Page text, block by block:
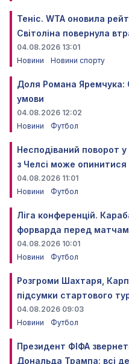
Теніс. WTA оновила
Світоліна повернула
04.08.2026 13:01
Новини
Новини спорту
Доля Романа Яремчука:
умови
04.08.2026 12:02
Новини
Футбол
Несподіваний поворот
з Челсі може опинитися
04.08.2026 11:01
Новини
Футбол
Ліга конференцій.
форварда перед
04.08.2026 10:01
Новини
Футбол
Розгроми Шахтаря,
підсумки стартового
04.08.2026 09:03
Новини
Футбол
Президент ФІФА
Дональда Трампа: всі